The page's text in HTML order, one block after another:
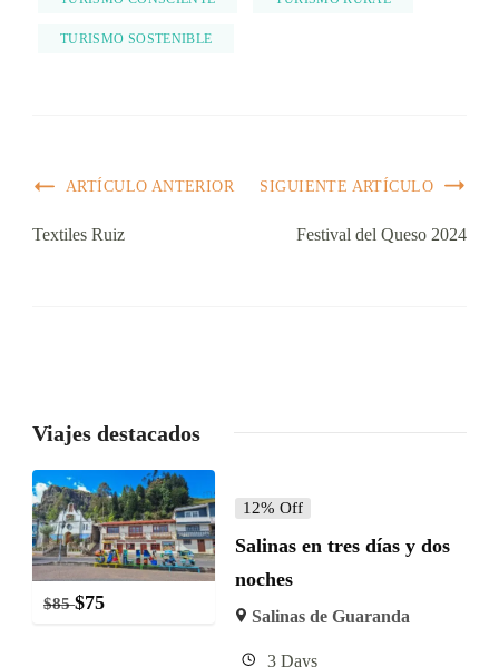
TURISMO SOSTENIBLE
ARTÍCULO ANTERIOR
Textiles Ruiz
SIGUIENTE ARTÍCULO
Festival del Queso 2024
Viajes destacados
$85 $75
12% Off
Salinas en tres días y dos
noches
Salinas de Guaranda
3 Days